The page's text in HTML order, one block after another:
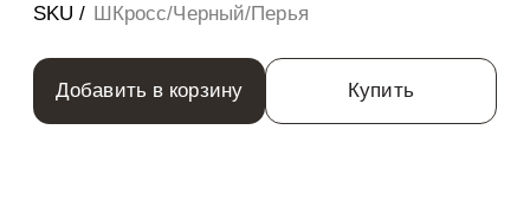
SKU / ШКросс/Черный/Перья
Добавить в корзину Купить